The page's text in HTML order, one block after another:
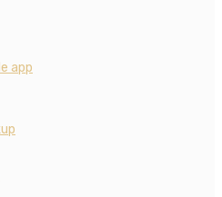
app